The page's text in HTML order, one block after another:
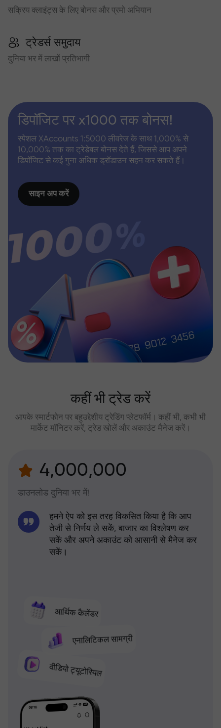
सक्रिय क्लाइंट्स के लिए बोनस और प्रमो अभियान
ट्रेडर्स समुदाय
दुनिया भर में लाखों प्रतिभागी
डिपॉजिट पर x1000 तक बोनस!
स्पेशल XAccounts 1:5000 लीवरेज के साथ 1,000% से
10,000% तक का ट्रेडेबल बोनस देते हैं, जिससे आप अपने
डिपॉजिट से कई गुना अधिक ड्रॉडाउन सहन कर सकते हैं।
साइन अप करें
कहीं भी ट्रेड करें
आपके स्मार्टफोन पर बहुउद्देशीय ट्रेडिंग प्लेटफॉर्म। कहीं भी, कभी भी
मार्केट मॉनिटर करें, ट्रेड खोलें और अकाउंट मैनेज करें।
4,000,000
डाउनलोड दुनिया भर में!
आर्थिक कैलेंडर
एनालिटिकल सामग्री
वीडियो ट्यूटोरियल
हमने ऐप को इस तरह विकसित किया है कि आप
तेजी से निर्णय ले सकें, बाजार का विश्लेषण कर
सकें और अपने अकाउंट को आसानी से मैनेज कर
सकें।